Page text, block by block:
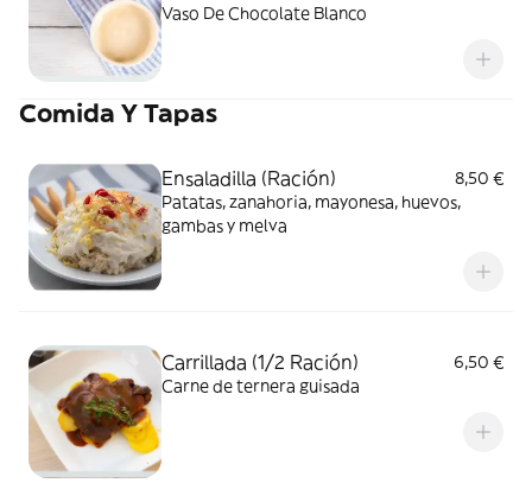
Vaso De Chocolate Blanco
Comida Y Tapas
Ensaladilla (Ración)
8,50 €
Patatas, zanahoria, mayonesa, huevos,
gambas y melva
Carrillada (1/2 Ración)
6,50 €
Carne de ternera guisada